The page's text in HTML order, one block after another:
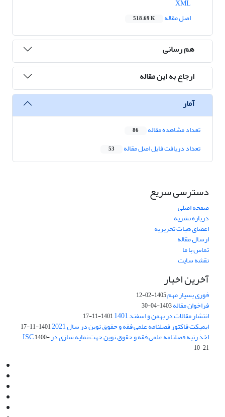
اصل مقاله
518.69 K
هم رسانی
ارجاع به این مقاله
آمار
تعداد مشاهده مقاله 86
تعداد دریافت فایل اصل مقاله 53
دسترسی سریع
صفحه اصلی
درباره نشریه
اعضای هیات تحریریه
ارسال مقاله
تماس با ما
نقشه سایت
آخرین اخبار
فوری بسیار مهم1405-02-12
فراخوان مقاله1403-04-30
انتشار مقالات در بهمن و اسفند 1401 1401-11-17
ایمپکت فاکتور فصلنامه علمی فقه و حقوق نوین در سال 2021 1401-11-17
اخذ رتبه فصلنامه علمی فقه و حقوق نوین جهت نمایه سازی در ISC1400-
10-21